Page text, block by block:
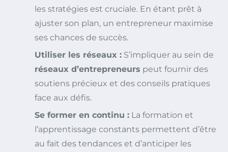
les stratégies est cruciale. En étant prêt à
ajuster son plan, un entrepreneur maximise
ses chances de succès.
Utiliser les réseaux : S’impliquer au sein de
réseaux d’entrepreneurs peut fournir des
soutiens précieux et des conseils pratiques
face aux défis.
Se former en continu : La formation et
l’apprentissage constants permettent d’être
au fait des tendances et d’anticiper les